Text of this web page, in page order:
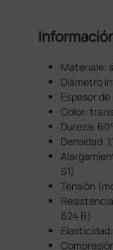
Materiale:
Diámetro
Espesor
Color:
Dureza:
Densidad:
S1)
Tensión
624 B)